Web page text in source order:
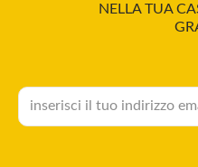
NELLA TUA